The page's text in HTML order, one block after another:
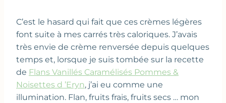
C’est le hasard qui fait que ces crèmes légères
font suite à mes carrés très caloriques. J’avais
très envie de crème renversée depuis quelques
temps et, lorsque je suis tombée sur la recette
de Flans Vanillés Caramélisés Pommes &
Noisettes d ’Eryn, j’ai eu comme une
illumination. Flan, fruits frais, fruits secs … mon